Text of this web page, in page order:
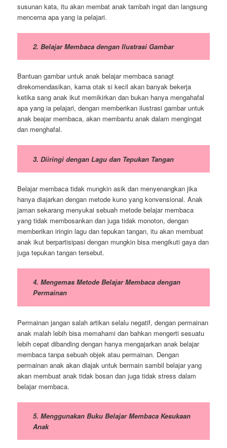
susunan kata, itu akan membat anak tambah ingat dan langsung
mencerna apa yang ia pelajari.
2. Belajar Membaca dengan Ilustrasi Gambar
Bantuan gambar untuk anak belajar membaca sanagt
direkomendasikan, karna otak si kecil akan banyak bekerja
ketika sang anak ikut memikirkan dan bukan hanya mengahafal
apa yang ia pelajari, dengan memberikan ilustrasi gambar untuk
anak beajar membaca, akan membantu anak dalam mengingat
dan menghafal.
3. Diiringi dengan Lagu dan Tepukan Tangan
Belajar membaca tidak mungkin asik dan menyenangkan jika
hanya diajarkan dengan metode kuno yang konvensional. Anak
jaman sekarang menyukai sebuah metode belajar membaca
yang tidak membosankan dan juga tidak monoton, dengan
memberikan iringin lagu dan tepukan tangan, itu akan membuat
anak ikut berpartisipasi dengan mungkin bisa mengikuti gaya dan
juga tepukan tangan tersebut.
4. Mengemas Metode Belajar Membaca dengan
Permainan
Permainan jangan salah artikan selalu negatif, dengan permainan
anak malah lebih bisa memahami dan bahkan mengerti sesuatu
lebih cepat dibanding dengan hanya mengajarkan anak belajar
membaca tanpa sebuah objek atau permainan. Dengan
permainan anak akan diajak untuk bermain sambil belajar yang
akan membuat anak tidak bosan dan juga tidak stress dalam
belajar membaca.
5. Menggunakan Buku Belajar Membaca Kesukaan
Anak